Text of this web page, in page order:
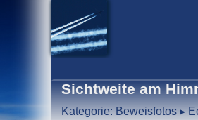
Sichtweite am
Kategorie: Beweisfotos▸